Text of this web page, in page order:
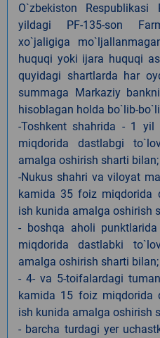
O`zbekiston Respublikasi
yildagi PF-135-son
xo`jaligiga
huquqi yoki ijara huquqi
quyidagi shartlarda har
summaga Markaziy
hisoblagan holda bo`lib-
-Toshkent shahrida - 1
miqdorida dastlabgi
amalga oshirish sharti bilan;
-Nukus shahri va viloyat
kamida 35 foiz miqdorida
ish kunida amalga oshirish
- boshqa aholi
miqdorida dastlabki
amalga oshirish sharti bilan;
- 4- va 5-toifalardagi
kamida 15 foiz miqdorida
ish kunida amalga oshirish
- barcha turdagi yer